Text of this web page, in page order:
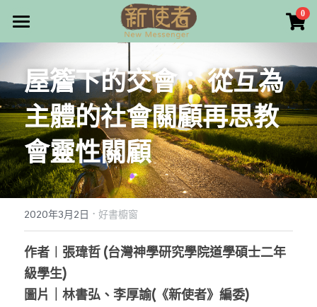
0
最新消息
關於我們
雜誌目錄
雜誌專欄
最新文章
編者的話
本期主題
大專世界
畫話人生
寫寫畫畫
漫畫
訂購/奉獻/廣告刊登
好站連結
Facebook
屋簷下的交會： 從互為
主體的社會關顧再思教
會靈性關顧
2020年3月2日 · 好書櫥窗
作者︱張瑋哲 (台灣神學研究學院道學碩士二年
級學生)
圖片｜林書弘、李厚諭(《新使者》編委​)
×
商品分類
所有商品分類